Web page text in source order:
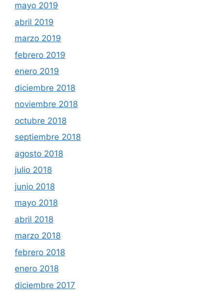
mayo 2019
abril 2019
marzo 2019
febrero 2019
enero 2019
diciembre 2018
noviembre 2018
octubre 2018
septiembre 2018
agosto 2018
julio 2018
junio 2018
mayo 2018
abril 2018
marzo 2018
febrero 2018
enero 2018
diciembre 2017